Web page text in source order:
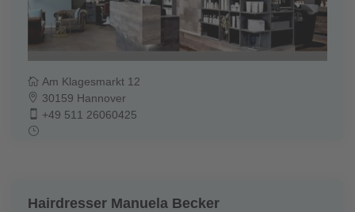
Am Klagesmarkt 12
30159 Hannover
+49 511 26060425
Hairdresser Manuela Becker